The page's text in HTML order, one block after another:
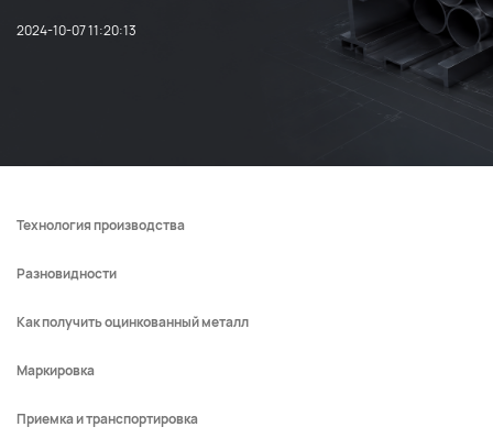
2024-10-07 11:20:13
Технология производства
Разновидности
Как получить оцинкованный металл
Маркировка
Приемка и транспортировка